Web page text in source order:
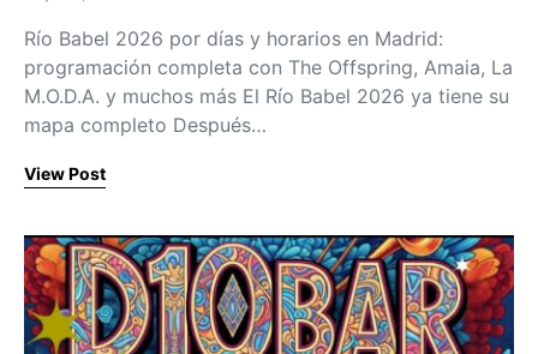
Río Babel 2026 por días y horarios en Madrid:
programación completa con The Offspring, Amaia, La
M.O.D.A. y muchos más El Río Babel 2026 ya tiene su
mapa completo Después…
View Post